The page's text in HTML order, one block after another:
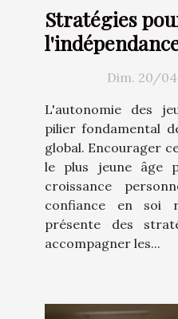
Stratégies
jeunes enfants
Dim. 20/
L'autonomie des
pilier fondamental
global. Encourager
le plus jeune âge
croissance
confiance en soi
présente des
accompagner les...